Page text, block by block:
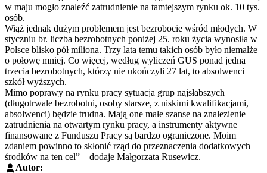
w maju mogło znaleźć zatrudnienie na tamtejszym rynku ok. 10 tys.
osób.
Wiąż jednak dużym problemem jest bezrobocie wśród młodych. W
styczniu br. liczba bezrobotnych poniżej 25. roku życia wynosiła w
Polsce blisko pół miliona. Trzy lata temu takich osób było niemalże
o połowę mniej. Co więcej, według wyliczeń GUS ponad jedna
trzecia bezrobotnych, którzy nie ukończyli 27 lat, to absolwenci
szkół wyższych.
Mimo poprawy na rynku pracy sytuacja grup najsłabszych
(długotrwale bezrobotni, osoby starsze, z niskimi kwalifikacjami,
absolwenci) będzie trudna. Mają one małe szanse na znalezienie
zatrudnienia na otwartym rynku pracy, a instrumenty aktywne
finansowane z Funduszu Pracy są bardzo ograniczone. Moim
zdaniem powinno to skłonić rząd do przeznaczenia dodatkowych
środków na ten cel” – dodaje Małgorzata Rusewicz.
Autor: